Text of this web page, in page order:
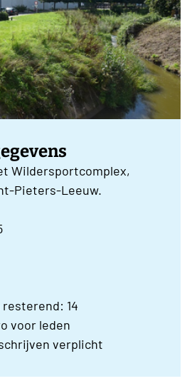
Wildersportcomplex,
Pieters-Leeuw.
14
voor leden
verplicht